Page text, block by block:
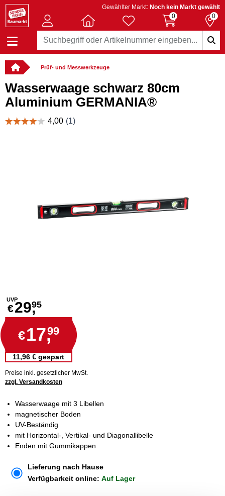
Gewählter Markt: Noch kein Markt gewählt
0
0
Prüf- und Messwerkzeuge
Wasserwaage schwarz 80cm
Aluminium GERMANIA®
UVP
€29,95
€17,99
11,96 € gespart
Preise inkl. gesetzlicher MwSt.
zzgl. Versandkosten
Wasserwaage mit 3 Libellen
magnetischer Boden
UV-Beständig
mit Horizontal-, Vertikal- und Diagonallibelle
Enden mit Gummikappen
Lieferung nach Hause
Verfügbarkeit online: Auf Lager